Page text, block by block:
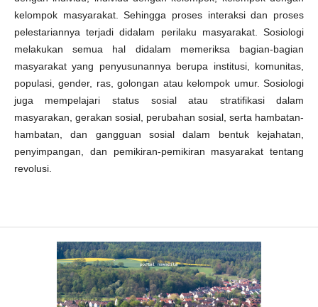
kelompok masyarakat. Sehingga proses interaksi dan proses
pelestariannya terjadi didalam perilaku masyarakat. Sosiologi
melakukan semua hal didalam memeriksa bagian-bagian
masyarakat yang penyusunannya berupa institusi, komunitas,
populasi, gender, ras, golongan atau kelompok umur. Sosiologi
juga mempelajari status sosial atau stratifikasi dalam
masyarakan, gerakan sosial, perubahan sosial, serta hambatan-
hambatan, dan gangguan sosial dalam bentuk kejahatan,
penyimpangan, dan pemikiran-pemikiran masyarakat tentang
revolusi.